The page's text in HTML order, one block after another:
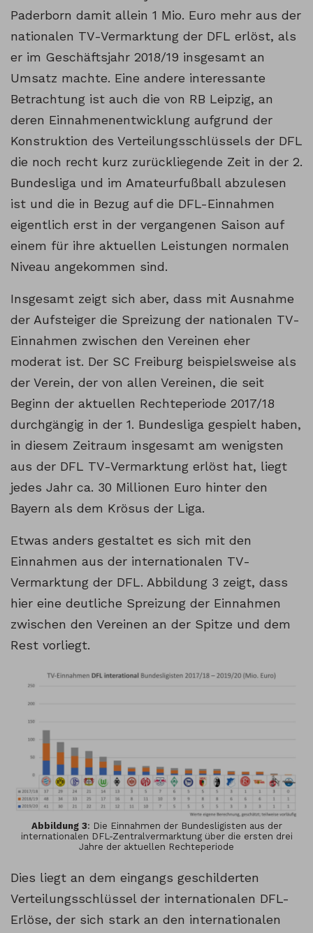
Paderborn damit allein 1 Mio. Euro mehr aus der
nationalen TV-Vermarktung der DFL erlöst, als
er im Geschäftsjahr 2018/19 insgesamt an
Umsatz machte. Eine andere interessante
Betrachtung ist auch die von RB Leipzig, an
deren Einnahmenentwicklung aufgrund der
Konstruktion des Verteilungsschlüssels der DFL
die noch recht kurz zurückliegende Zeit in der 2.
Bundesliga und im Amateurfußball abzulesen
ist und die in Bezug auf die DFL-Einnahmen
eigentlich erst in der vergangenen Saison auf
einem für ihre aktuellen Leistungen normalen
Niveau angekommen sind.
Insgesamt zeigt sich aber, dass mit Ausnahme
der Aufsteiger die Spreizung der nationalen TV-
Einnahmen zwischen den Vereinen eher
moderat ist. Der SC Freiburg beispielsweise als
der Verein, der von allen Vereinen, die seit
Beginn der aktuellen Rechteperiode 2017/18
durchgängig in der 1. Bundesliga gespielt haben,
in diesem Zeitraum insgesamt am wenigsten
aus der DFL TV-Vermarktung erlöst hat, liegt
jedes Jahr ca. 30 Millionen Euro hinter den
Bayern als dem Krösus der Liga.
Etwas anders gestaltet es sich mit den
Einnahmen aus der internationalen TV-
Vermarktung der DFL. Abbildung 3 zeigt, dass
hier eine deutliche Spreizung der Einnahmen
zwischen den Vereinen an der Spitze und dem
Rest vorliegt.
Abbildung 3: Die Einnahmen der Bundesligisten aus der
internationalen DFL-Zentralvermarktung über die ersten drei
Jahre der aktuellen Rechteperiode
Dies liegt an dem eingangs geschilderten
Verteilungsschlüssel der internationalen DFL-
Erlöse, der sich stark an den internationalen